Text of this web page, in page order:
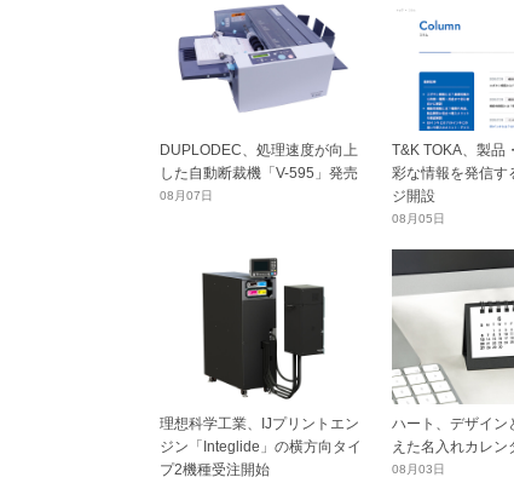
DUPLODEC、処理速度が向上
した自動断裁機「V-595」発売
08月07日
T&K TOKA、製品
彩な情報を発信す
ジ開設
08月05日
理想科学工業、IJプリントエン
ジン「Integlide」の横方向タイ
プ2機種受注開始
ハート、デザイン
えた名入れカレン
08月03日